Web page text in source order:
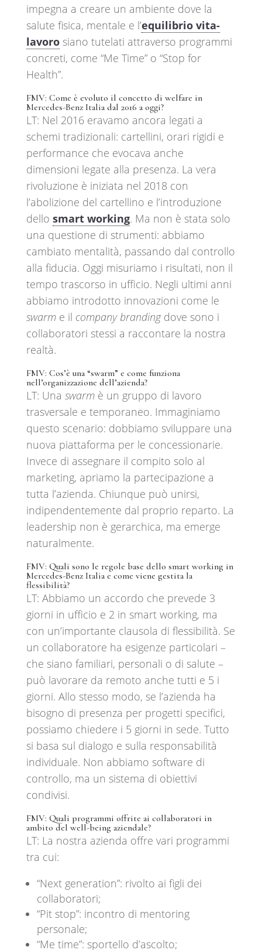
impegna a creare un ambiente dove la
salute fisica, mentale e l’equilibrio vita-
lavorosiano tutelati attraverso programmi
concreti, come “Me Time” o “Stop for
Health”.
FMV: Come è evoluto il concetto di welfare in
Mercedes-Benz Italia dal 2016 a oggi?
LT: Nel 2016 eravamo ancora legati a
schemi tradizionali: cartellini, orari rigidi e
performance che evocava anche
dimensioni legate alla presenza. La vera
rivoluzione è iniziata nel 2018 con
l’abolizione del cartellino e l’introduzione
dello smart working. Ma non è stata solo
una questione di strumenti: abbiamo
cambiato mentalità, passando dal controllo
alla fiducia. Oggi misuriamo i risultati, non il
tempo trascorso in ufficio. Negli ultimi anni
abbiamo introdotto innovazioni come le
swarme il company brandingdove sono i
collaboratori stessi a raccontare la nostra
realtà.
FMV: Cos’è una “swarm” e come funziona
nell’organizzazione dell’azienda?
LT: Una swarmè un gruppo di lavoro
trasversale e temporaneo. Immaginiamo
questo scenario: dobbiamo sviluppare una
nuova piattaforma per le concessionarie.
Invece di assegnare il compito solo al
marketing, apriamo la partecipazione a
tutta l’azienda. Chiunque può unirsi,
indipendentemente dal proprio reparto. La
leadership non è gerarchica, ma emerge
naturalmente.
FMV: Quali sono le regole base dello smart working in
Mercedes-Benz Italia e come viene gestita la
flessibilità?
LT: Abbiamo un accordo che prevede 3
giorni in ufficio e 2 in smart working, ma
con un’importante clausola di flessibilità. Se
un collaboratore ha esigenze particolari –
che siano familiari, personali o di salute –
può lavorare da remoto anche tutti e 5 i
giorni. Allo stesso modo, se l’azienda ha
bisogno di presenza per progetti specifici,
possiamo chiedere i 5 giorni in sede. Tutto
si basa sul dialogo e sulla responsabilità
individuale. Non abbiamo software di
controllo, ma un sistema di obiettivi
condivisi.
FMV: Quali programmi offrite ai collaboratori in
ambito del well-being aziendale?
LT: La nostra azienda offre vari programmi
tra cui:
“Next generation”: rivolto ai figli dei
collaboratori;
“Pit stop”: incontro di mentoring
personale;
“Me time”: sportello d’ascolto;